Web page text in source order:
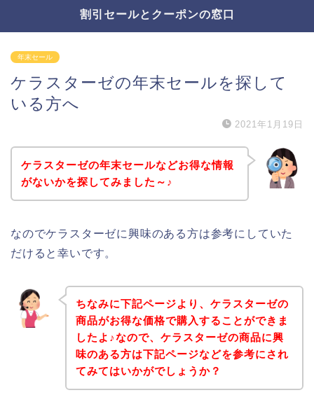
割引セールとクーポンの窓口
年末セール
ケラスターゼの年末セールを探して
いる方へ
2021年1月19日
ケラスターゼの年末セールなどお得な情報
がないかを探してみました～♪
なのでケラスターゼに興味のある方は参考にしていた
だけると幸いです。
ちなみに下記ページより、ケラスターゼの
商品がお得な価格で購入することができま
したよ♪なので、ケラスターゼの商品に興
味のある方は下記ページなどを参考にされ
てみてはいかがでしょうか？